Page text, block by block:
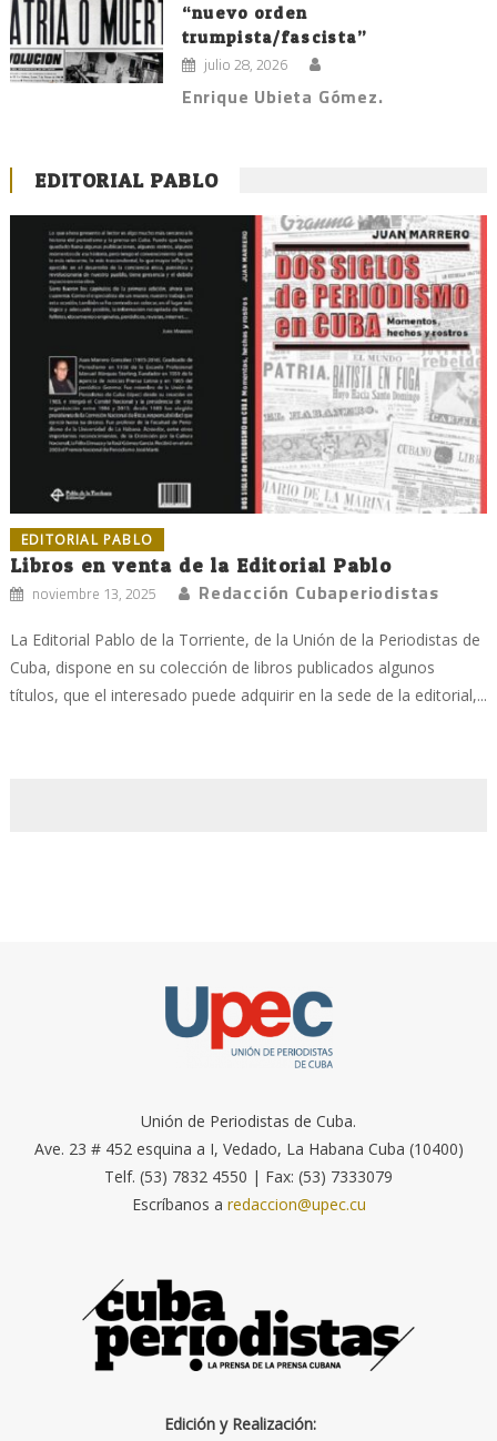
“nuevo orden
trumpista/fascista”
julio 28, 2026
Enrique Ubieta Gómez.
EDITORIAL PABLO
EDITORIAL PABLO
Libros en venta de la Editorial Pablo
noviembre 13, 2025 Redacción Cubaperiodistas
La Editorial Pablo de la Torriente, de la Unión de la Periodistas de
Cuba, dispone en su colección de libros publicados algunos
títulos, que el interesado puede adquirir en la sede de la editorial,...
Unión de Periodistas de Cuba.
Ave. 23 # 452 esquina a I, Vedado, La Habana Cuba (10400)
Telf. (53) 7832 4550 | Fax: (53) 7333079
Escríbanos a redaccion@upec.cu
Edición y Realización: